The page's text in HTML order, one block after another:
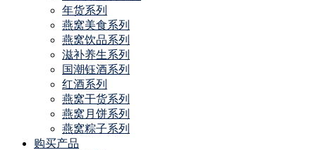
年货系列
燕窝美食系列
燕窝饮品系列
滋补养生系列
国潮钰酒系列
红酒系列
燕窝干货系列
燕窝月饼系列
燕窝粽子系列
购买产品